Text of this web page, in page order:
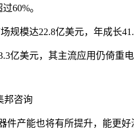
60%。
规模达22.8亿美元，年成长
亿美元，其主流应用仍倚重
邦咨询
产能也将有所提升，能更